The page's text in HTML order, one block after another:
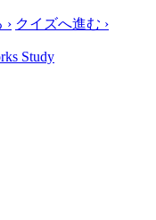
› クイズへ進む ›
Study